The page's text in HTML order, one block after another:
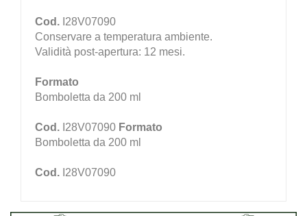
Cod. I28V07090
Conservare a temperatura ambiente.
Validità post-apertura: 12 mesi.
Formato
Bomboletta da 200 ml
Cod. I28V07090 Formato
Bomboletta da 200 ml
Cod. I28V07090